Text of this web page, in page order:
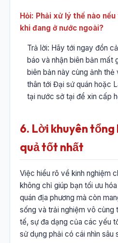
Hỏi: Phải xử lý thế nào
khi đang ở nước ngoài?
Trả lời: Hãy tới ngay đồn
báo và nhận biên bản mất
biên bản này cùng ảnh
thân tới Đại sứ quán hoặc
tại nước sở tại để xin cấp
6. Lời khuyên tổng
quả tốt nhất
Việc hiểu rõ về kinh nghiệm
không chỉ giúp bạn tối ưu
quán địa phương mà còn
sống và trải nghiệm vô cùng
tế, sự đa dạng của các yếu
sử dụng phải có cái nhìn sâu